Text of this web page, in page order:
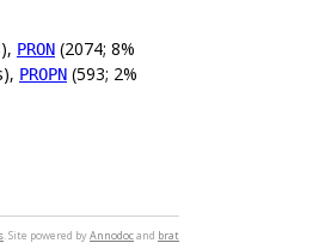
PRON (2074; 8%
PROPN (593; 2%
. Site powered byAnnodocand brat